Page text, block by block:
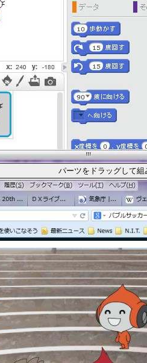
パーツをドラッグして